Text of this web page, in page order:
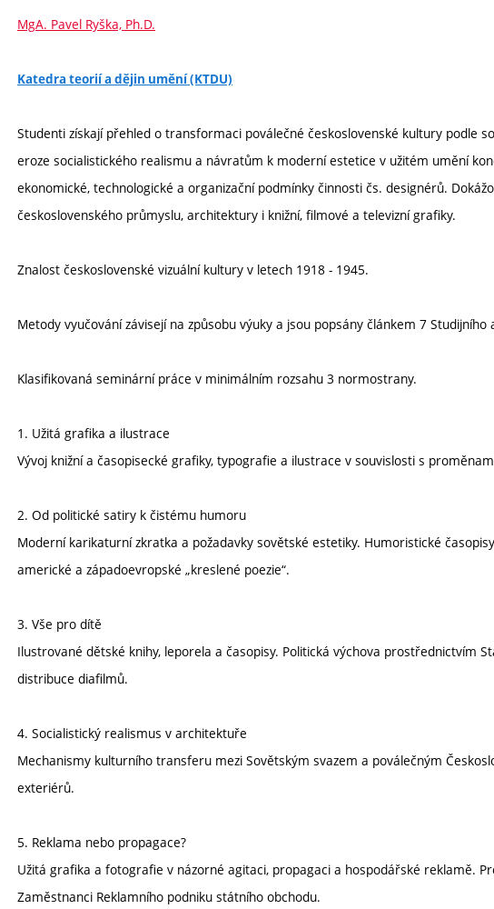
MgA. Pavel Ryška, Ph.D.
Katedra teorií a dějin umění (KTDU)
Studenti získají přehled o transformaci poválečné československé kultury podle
eroze socialistického realismu a návratům k moderní estetice v užitém umění
ekonomické, technologické a organizační podmínky činnosti čs. designérů.
československého průmyslu, architektury i knižní, filmové a televizní grafiky.
Znalost československé vizuální kultury v letech 1918 - 1945.
Metody vyučování závisejí na způsobu výuky a jsou popsány článkem 7 Studijního
Klasifikovaná seminární práce v minimálním rozsahu 3 normostrany.
1. Užitá grafika a ilustrace
Vývoj knižní a časopisecké grafiky, typografie a ilustrace v souvislosti s
2. Od politické satiry k čistému humoru
Moderní karikaturní zkratka a požadavky sovětské estetiky. Humoristické
americké a západoevropské „kreslené poezie“.
3. Vše pro dítě
Ilustrované dětské knihy, leporela a časopisy. Politická výchova prostřednictvím
distribuce diafilmů.
4. Socialistický realismus v architektuře
Mechanismy kulturního transferu mezi Sovětským svazem a poválečným
exteriérů.
5. Reklama nebo propagace?
Užitá grafika a fotografie v názorné agitaci, propagaci a hospodářské reklamě.
Zaměstnanci Reklamního podniku státního obchodu.